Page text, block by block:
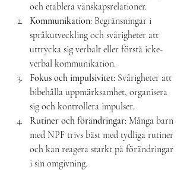
och etablera vänskapsrelationer.
Kommunikation: Begränsningar i
språkutveckling och svårigheter att
uttrycka sig verbalt eller förstå icke-
verbal kommunikation.
Fokus och impulsivitet: Svårigheter att
bibehålla uppmärksamhet, organisera
sig och kontrollera impulser.
Rutiner och förändringar: Många barn
med NPF trivs bäst med tydliga rutiner
och kan reagera starkt på förändringar
i sin omgivning.